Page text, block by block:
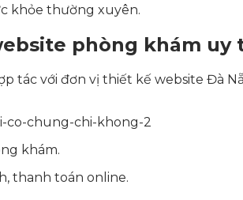
khỏe thường xuyên.
phòng khám uy
tác với đơn vị thiết kế website Đà
khám.
thanh toán online.